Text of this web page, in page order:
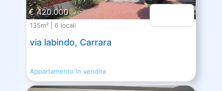
€ 420.000
135m² | 6 locali
via labindo, Carrara
Appartamento in vendita